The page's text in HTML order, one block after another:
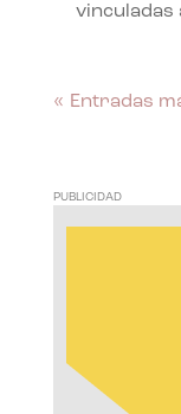
vinculadas
« Entradas
PUBLICIDAD